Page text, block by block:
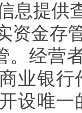
息提供
资金存
。经营
业银
设唯